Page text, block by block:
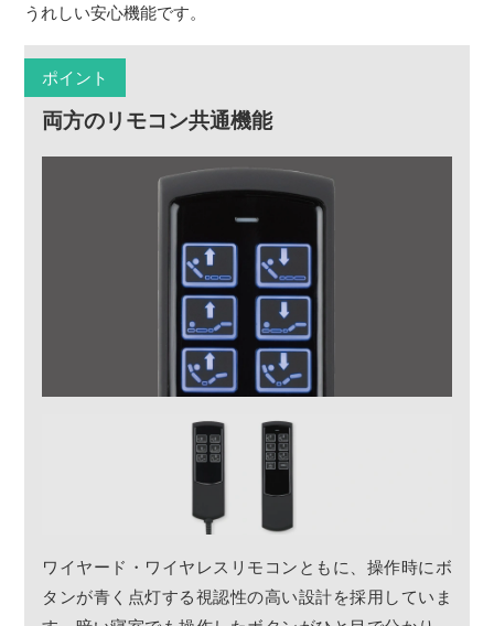
うれしい安心機能です。
ポイント
両方のリモコン共通機能
ワイヤード・ワイヤレスリモコンともに、操作時にボ
タンが青く点灯する視認性の高い設計を採用していま